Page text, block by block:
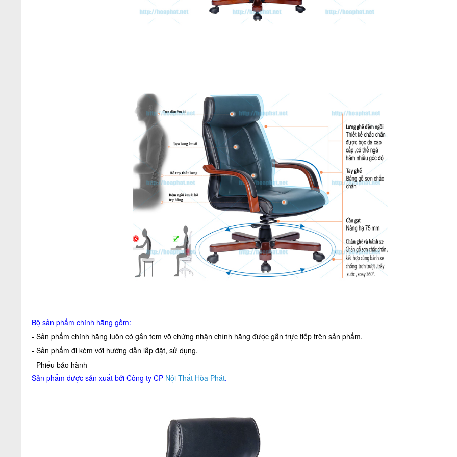
Bộ sản phẩm chính hãng gồm:
- Sản phẩm chính hãng luôn có gắn tem vỡ chứng nhận chính hãng được gắn trực tiếp trên sản phẩm.
- Sản phẩm đi kèm với hướng dẫn lắp đặt, sử dụng.
- Phiếu bảo hành
Sản phẩm được sản xuất bởi Công ty CP Nội Thất Hòa Phát.